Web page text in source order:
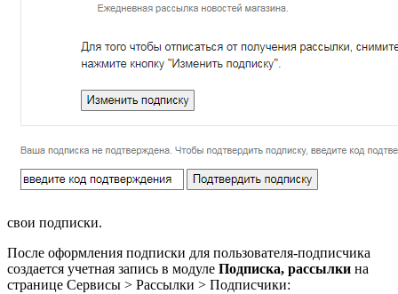
свои подписки.
После оформления подписки для пользователя-подписчика
создается учетная запись в модуле Подписка, рассылки на
странице Сервисы > Рассылки > Подписчики: